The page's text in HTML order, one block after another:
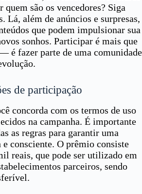
quem são os vencedores? Siga
Lá, além de anúncios e surpresas,
que podem impulsionar sua
sonhos. Participar é mais que
é fazer parte de uma comunidade
de participação
concorda com os termos de uso
na campanha. É importante
as regras para garantir uma
consciente. O prêmio consiste
reais, que pode ser utilizado em
parceiros, sendo